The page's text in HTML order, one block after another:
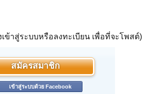
ข้าสู่ระบบหรือลงทะเบียน เพื่อที่จะโพสต์)
สมัครสมาชิก
เข้าสู่ระบบด้วย Facebook